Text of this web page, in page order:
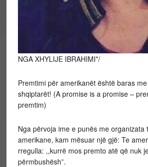
NGA XHYLIJE IBRAHIMI*/
Premtimi për amerikanët është baras
shqiptarët! (A promise is a promise –
premtim)
Nga përvoja ime e punës me organizata
amerikane, kam mësuar një gjë: Te
rregulla: ,,kurrë mos premto atë që nuk
përmbushësh”.